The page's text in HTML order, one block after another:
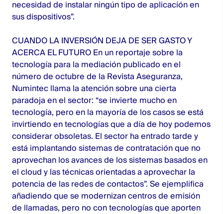
necesidad de instalar ningún tipo de aplicación en
sus dispositivos”.
CUANDO LA INVERSIÓN DEJA DE SER GASTO Y
ACERCA EL FUTURO En un reportaje sobre la
tecnología para la mediación publicado en el
número de octubre de la Revista Aseguranza,
Numintec llama la atención sobre una cierta
paradoja en el sector: “se invierte mucho en
tecnología, pero en la mayoría de los casos se está
invirtiendo en tecnologías que a día de hoy podemos
considerar obsoletas. El sector ha entrado tarde y
está implantando sistemas de contratación que no
aprovechan los avances de los sistemas basados en
el cloud y las técnicas orientadas a aprovechar la
potencia de las redes de contactos”. Se ejemplifica
añadiendo que se modernizan centros de emisión
de llamadas, pero no con tecnologías que aporten